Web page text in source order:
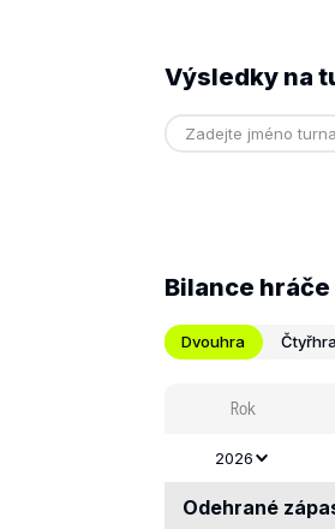
Výsledky na
Bilance hráče
Dvouhra
Rok
2026
Odehrané